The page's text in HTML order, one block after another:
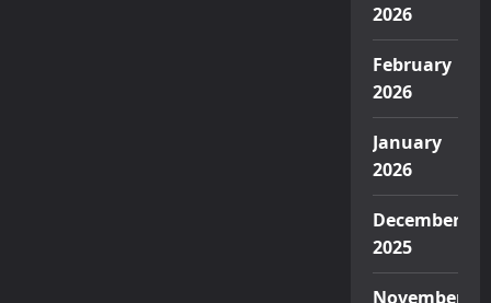
2026
February
2026
January
2026
December
2025
November